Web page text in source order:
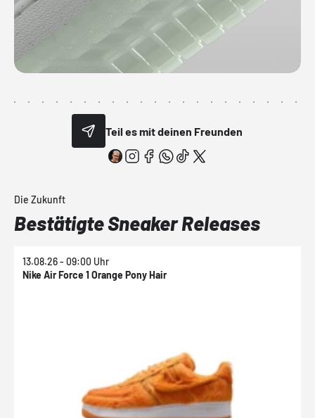
Teil es mit deinen Freunden
Die Zukunft
Bestätigte Sneaker Releases
13.08.26 - 09:00 Uhr
Nike Air Force 1 Orange Pony Hair